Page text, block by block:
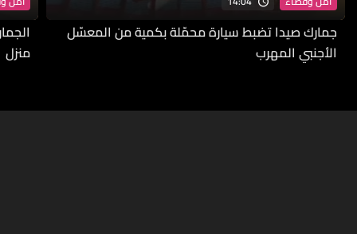
جمارك صيدا تضبط سيارة محمّلة بكمية من المعسّل
الأجنبي المهرب
منزل